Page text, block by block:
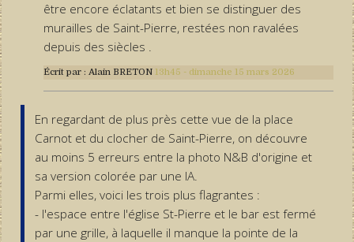
être encore éclatants et bien se distinguer des
murailles de Saint-Pierre, restées non ravalées
depuis des siècles .
Écrit par :Alain BRETON 13h45 - dimanche 15 mars 2026
En regardant de plus près cette vue de la place
Carnot et du clocher de Saint-Pierre, on découvre
au moins 5 erreurs entre la photo N&B d'origine et
sa version colorée par une IA.
Parmi elles, voici les trois plus flagrantes :
- l'espace entre l'église St-Pierre et le bar est fermé
par une grille, à laquelle il manque la pointe de la